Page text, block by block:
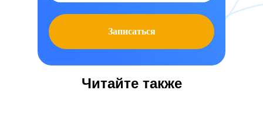
Записаться
Читайте также